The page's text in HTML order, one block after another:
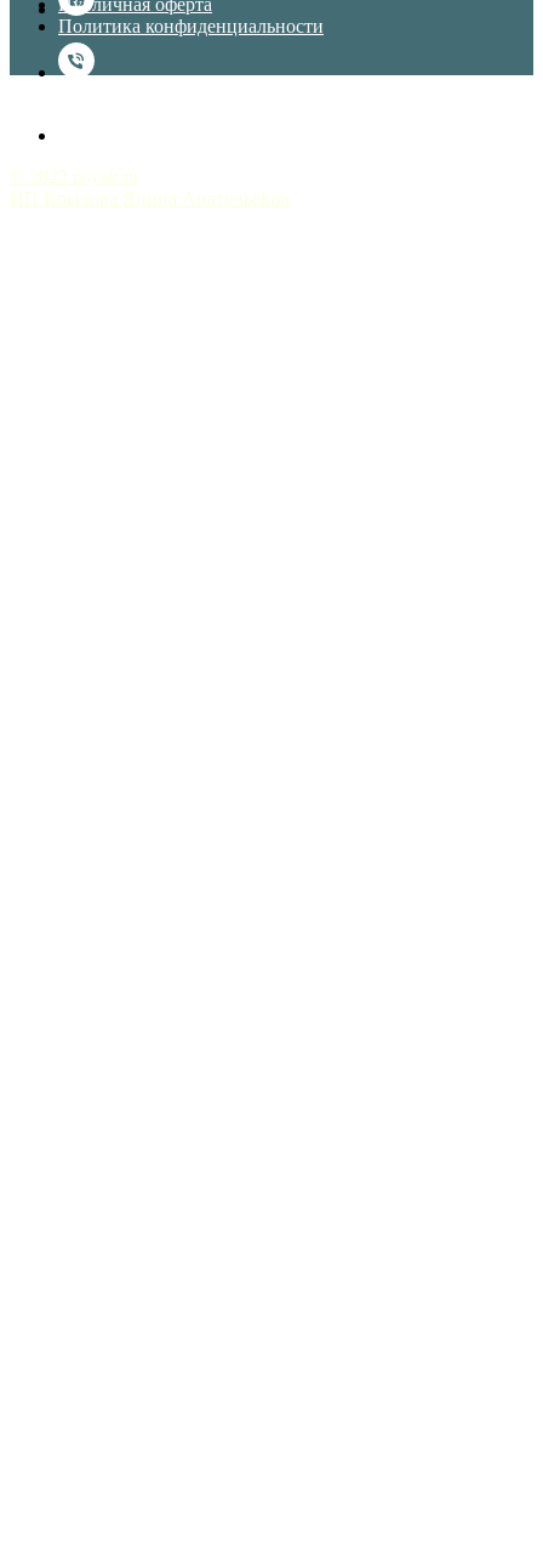
© 2022 psyair.ru
ИП Крылова Янина Анатольевна
Публичная оферта
Политика конфиденциальности